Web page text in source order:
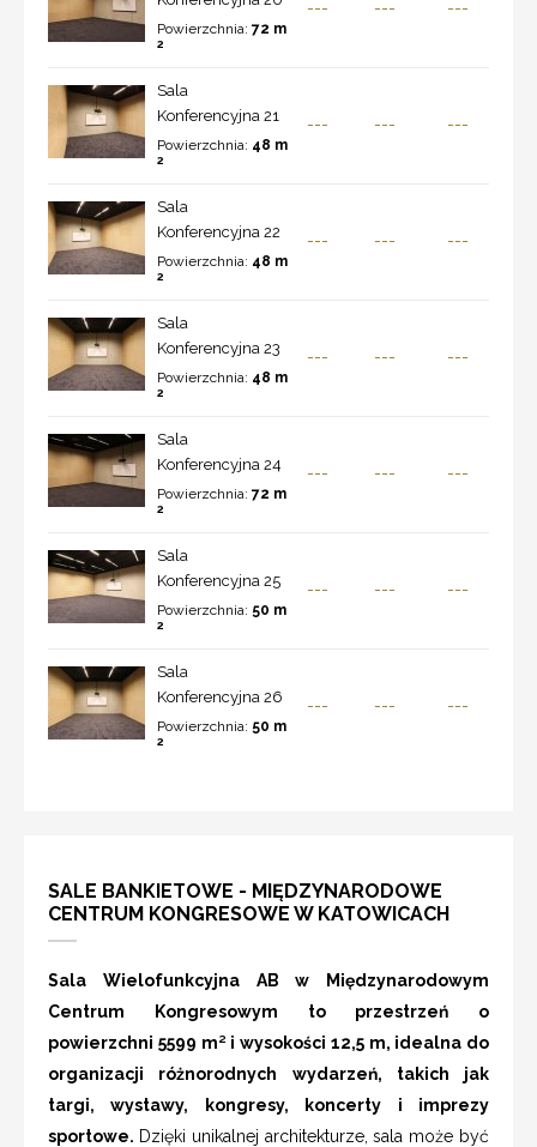
Powierzchnia: 72 m
2
--- --- ---
Sala
Konferencyjna 21
Powierzchnia: 48 m
2
--- --- ---
Sala
Konferencyjna 22
Powierzchnia: 48 m
2
--- --- ---
Sala
Konferencyjna 23
Powierzchnia: 48 m
2
--- --- ---
Sala
Konferencyjna 24
Powierzchnia: 72 m
2
--- --- ---
Sala
Konferencyjna 25
Powierzchnia: 50 m
2
--- --- ---
Sala
Konferencyjna 26
Powierzchnia: 50 m
2
--- --- ---
SALE BANKIETOWE - MIĘDZYNARODOWE
CENTRUM KONGRESOWE W KATOWICACH
Sala Wielofunkcyjna AB w Międzynarodowym
Centrum Kongresowym to przestrzeń o
powierzchni 5599 m² i wysokości 12,5 m, idealna do
organizacji różnorodnych wydarzeń, takich jak
targi, wystawy, kongresy, koncerty i imprezy
sportowe. Dzięki unikalnej architekturze, sala może być